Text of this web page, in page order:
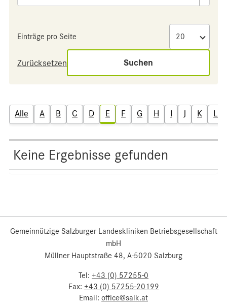
Einträge pro Seite
Zurücksetzen Suchen
Alle A B C D E F G H I J K L
Keine Ergebnisse gefunden
Gemeinnützige Salzburger Landeskliniken Betriebsgesellschaft
mbH
Müllner Hauptstraße 48, A-5020 Salzburg
Tel: +43 (0) 57255-0
Fax: +43 (0) 57255-20199
Email: office@salk.at